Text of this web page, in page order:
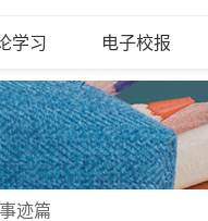
学习 电子校报
事迹篇